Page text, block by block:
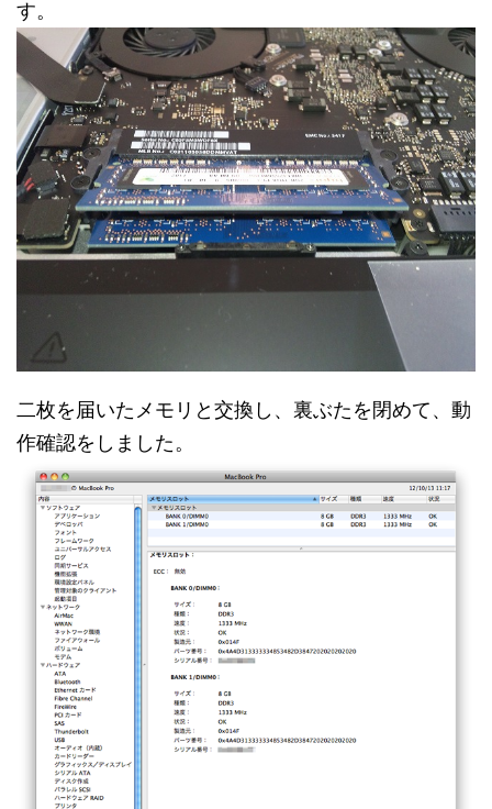
す。
二枚を届いたメモリと交換し、裏ぶたを閉めて、動
作確認をしました。